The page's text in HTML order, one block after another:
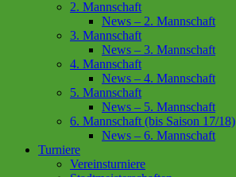
2. Mannschaft
News – 2. Mannschaft
3. Mannschaft
News – 3. Mannschaft
4. Mannschaft
News – 4. Mannschaft
5. Mannschaft
News – 5. Mannschaft
6. Mannschaft (bis Saison 17/18)
News – 6. Mannschaft
Turniere
Vereinsturniere